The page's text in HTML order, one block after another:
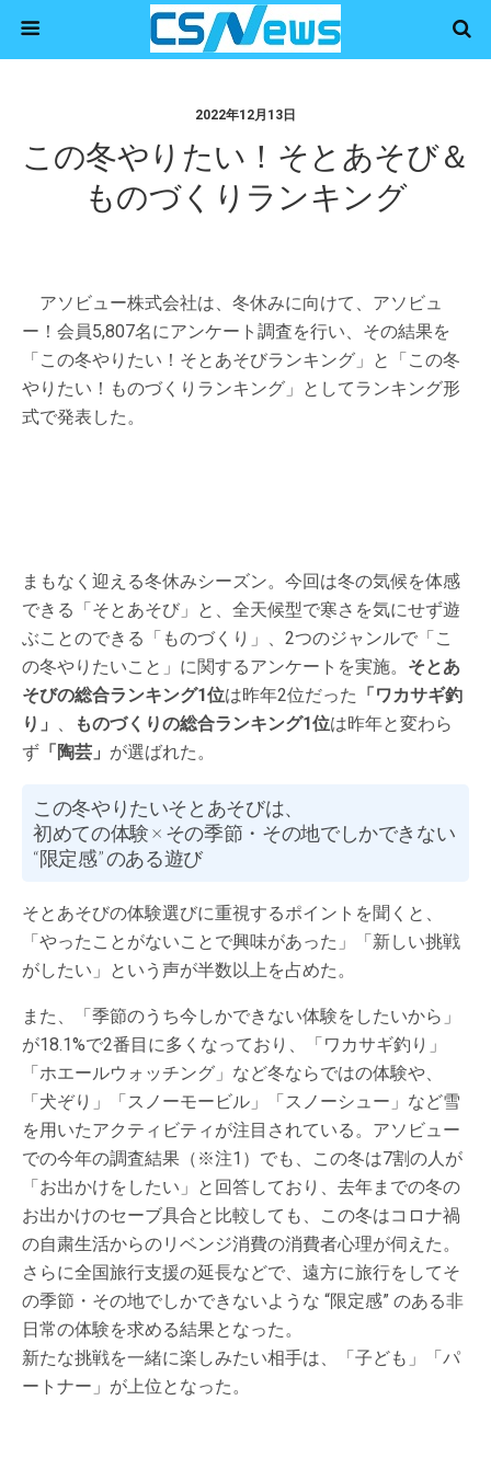
2022年12月13日
この冬やりたい！そとあそび＆
ものづくりランキング
アソビュー株式会社は、冬休みに向けて、アソビュ
ー！会員5,807名にアンケート調査を行い、その結果を
「この冬やりたい！そとあそびランキング」と「この冬
やりたい！ものづくりランキング」としてランキング形
式で発表した。
まもなく迎える冬休みシーズン。今回は冬の気候を体感
できる「そとあそび」と、全天候型で寒さを気にせず遊
ぶことのできる「ものづくり」、2つのジャンルで「こ
の冬やりたいこと」に関するアンケートを実施。 そとあ
そびの総合ランキング1位は昨年2位だった 「ワカサギ釣
り」 、 ものづくりの総合ランキング1位は昨年と変わら
ず 「陶芸」 が選ばれた。
この冬やりたいそとあそびは、
初めての体験 × その季節・その地でしかできない
“限定感” のある遊び
そとあそびの体験選びに重視するポイントを聞くと、
「やったことがないことで興味があった」「新しい挑戦
がしたい」という声が半数以上を占めた。
また、「季節のうち今しかできない体験をしたいから」
が18.1%で2番目に多くなっており、「ワカサギ釣り」
「ホエールウォッチング」など冬ならではの体験や、
「犬ぞり」「スノーモービル」「スノーシュー」など雪
を用いたアクティビティが注目されている。アソビュー
での今年の調査結果（※注1）でも、この冬は7割の人が
「お出かけをしたい」と回答しており、去年までの冬の
お出かけのセーブ具合と比較しても、この冬はコロナ禍
の自粛生活からのリベンジ消費の消費者心理が伺えた。
さらに全国旅行支援の延長などで、遠方に旅行をしてそ
の季節・その地でしかできないような “限定感” のある非
日常の体験を求める結果となった。
新たな挑戦を一緒に楽しみたい相手は、「子ども」「パ
ートナー」が上位となった。